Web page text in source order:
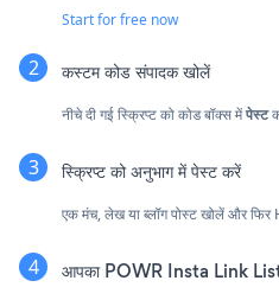
Start for free now
कस्टम कोड संपादक खोलें
नीचे दी गई स्क्रिप्ट को कोड बॉक्स मेंपेस्ट
स्क्रिप्ट को अनुभाग में पेस्ट करें
एक मंच, लेख या ब्लॉग पोस्ट खोलें और
आपका POWR Insta Link List